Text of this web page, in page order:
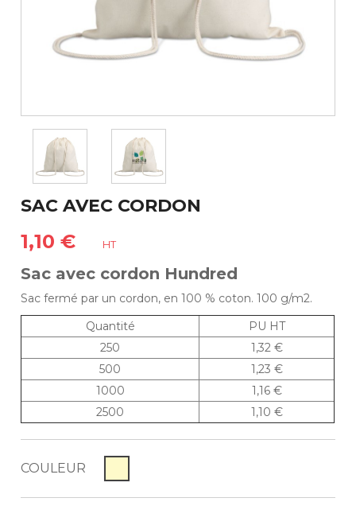
SAC AVEC CORDON
1,10 € HT
Sac avec cordon Hundred
Sac fermé par un cordon, en 100 % coton. 100 g/m2.
Quantité
PU HT
250
1,32 €
500
1,23 €
1000
1,16 €
2500
1,10 €
COULEUR